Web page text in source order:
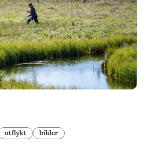
utflykt bilder